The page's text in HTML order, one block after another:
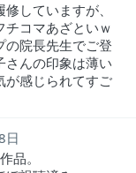
していますが、
チコマあざといｗ
の院長先生でご登
さんの印象は薄い
が感じられてすご
日
品。